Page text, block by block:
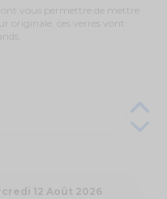
vous permettre de mettre
originale, ces verres vont
12 Août 2026